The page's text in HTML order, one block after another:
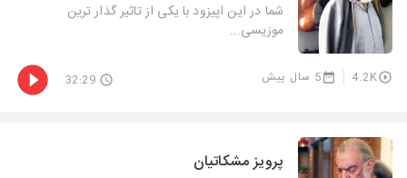
شما در این اپیزود با یکی از تاثیر گذار ترین
موزیسی...
4.2K 5 سال پیش 32:29
پرویز مشکاتیان